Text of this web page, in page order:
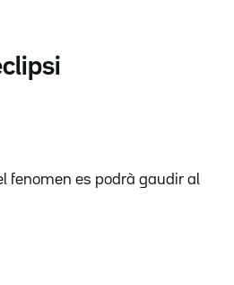
fenomen es podrà gaudir al